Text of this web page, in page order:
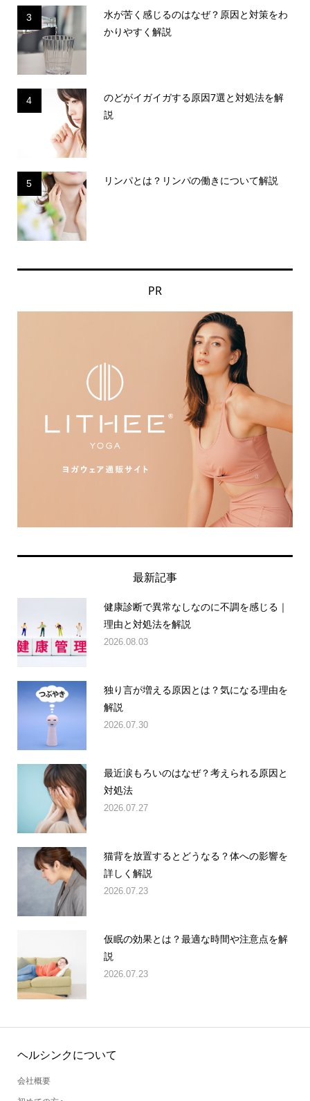
3
水が苦く感じるのはなぜ？原因と対策をわ
かりやすく解説
4
のどがイガイガする原因7選と対処法を解
説
5 リンパとは？リンパの働きについて解説
PR
最新記事
健康診断で異常なしなのに不調を感じる｜
理由と対処法を解説
2026.08.03
独り言が増える原因とは？気になる理由を
解説
2026.07.30
最近涙もろいのはなぜ？考えられる原因と
対処法
2026.07.27
猫背を放置するとどうなる？体への影響を
詳しく解説
2026.07.23
仮眠の効果とは？最適な時間や注意点を解
説
2026.07.23
ヘルシンクについて
会社概要